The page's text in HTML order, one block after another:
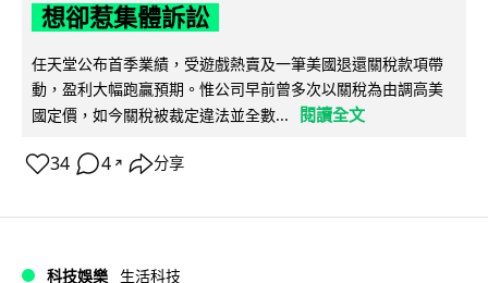
想卻惹集體訴訟
任天堂公布首季業績，受遊戲熱賣及一筆美國退還關稅款項帶
動，盈利大幅跑贏預期。惟公司早前曾多次以關稅為由調高美
國定價，如今關稅被裁定違法並全數...
閱讀全文
34 4 ↗ 分享
科技娛樂 生活科技